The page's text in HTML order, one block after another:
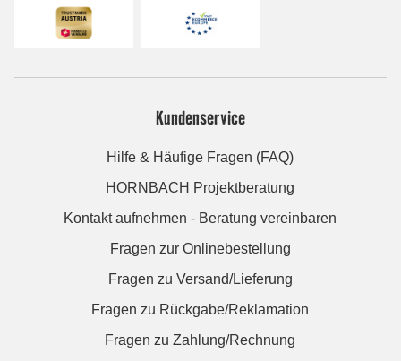
Kundenservice
Hilfe & Häufige Fragen (FAQ)
HORNBACH Projektberatung
Kontakt aufnehmen - Beratung vereinbaren
Fragen zur Onlinebestellung
Fragen zu Versand/Lieferung
Fragen zu Rückgabe/Reklamation
Fragen zu Zahlung/Rechnung